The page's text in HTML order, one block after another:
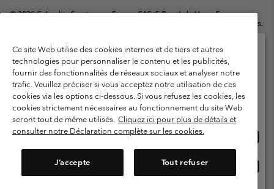
©2026Columbia Sportswear Europe SAS. 5 Rue de la Haye, Espace
Européen de l'entreprise 67300 Schiltigheim, France. Tous droits réservés.
Garanties Légales
Politique de confidentialité
Conditions d'utilisation - Membres
Conditions D'utilisation - Contenu généré par l'utilisateur
Impressum
Cookies
Public CBCR
Ce site Web utilise des cookies internes et de tiers et autres
technologies pour personnaliser le contenu et les publicités,
fournir des fonctionnalités de réseaux sociaux et analyser notre
trafic. Veuillez préciser si vous acceptez notre utilisation de ces
cookies via les options ci-dessous. Si vous refusez les cookies, les
cookies strictement nécessaires au fonctionnement du site Web
seront tout de même utilisés. Cliquez ici pour plus de détails et
consulter notre Déclaration complète sur les cookies.
J’accepte Tout refuser
Veuillez sélectionner votre pays d’expédition et
votre langue
Achats en ligne disponibles
United States
ligne
France